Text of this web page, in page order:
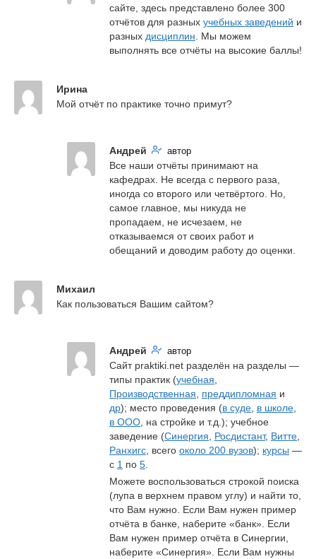
сайте, здесь представлено более 300
отчётов для разных учебных заведений и
разных дисциплин . Мы можем
выполнять все отчёты на высокие баллы!
Ирина
Мой отчёт по практике точно примут?
Андрей автор
Все наши отчёты принимают на
кафедрах. Не всегда с первого раза,
иногда со второго или четвёртого. Но,
самое главное, мы никуда не
пропадаем, не исчезаем, не
отказываемся от своих работ и
обещаний и доводим работу до оценки.
Михаил
Как пользоваться Вашим сайтом?
Андрей автор
Сайт praktiki.net разделён на разделы —
типы практик (учебная
Производственная
преддипломная
др); место проведения (в суде в школе
в ООО , на стройке и т.д.); учебное
заведение (Синергия Росдистант, Витте
Ранхигс , всего около 200 вузов); курсы —
с 1 по 5
Можете воспользоваться строкой поиска
(лупа в верхнем правом углу) и найти то,
что Вам нужно. Если Вам нужен пример
отчёта в банке, наберите «банк». Если
Вам нужен пример отчёта в Синергии,
наберите «Синергия». Если Вам нужны